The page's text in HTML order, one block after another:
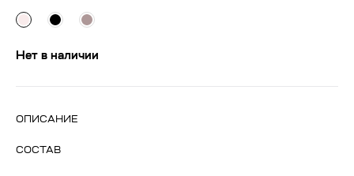
Нет в наличии
ОПИСАНИЕ
СОСТАВ